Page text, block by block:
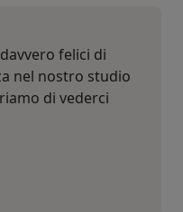
felici di
nel nostro studio
di vederci